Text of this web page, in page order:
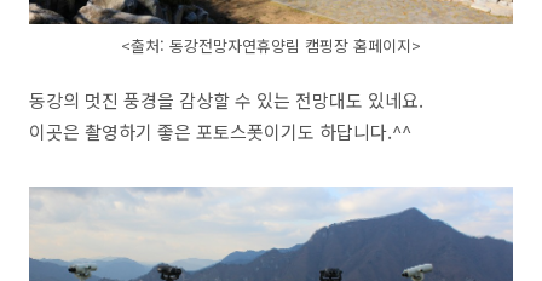
<출처: 동강전망자연휴양림 캠핑장 홈페이지>
동강의 멋진 풍경을 감상할 수 있는 전망대도 있네요.
이곳은 촬영하기 좋은 포토스폿이기도 하답니다.^^